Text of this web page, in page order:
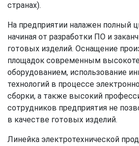
странах).
На предприятии налажен полный
начиная от разработки ПО и
готовых изделий. Оснащение
площадок современным
оборудованием, использование
технологий в процессе
сборки, а также высокий
сотрудников предприятия не
в качестве готовых изделий.
Линейка электротехнической